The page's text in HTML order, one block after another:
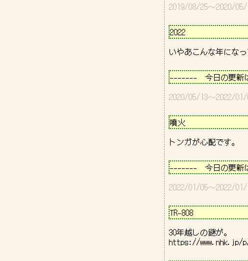
2019/08/25～2020/
-------　今日の更
2020/05/13～2022/
-------　今日の更新
2022/01/05～2022/
https://www.nhk.jp/p/